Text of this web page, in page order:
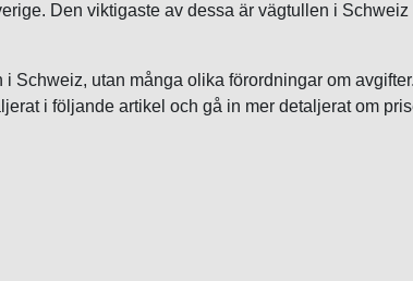
Den viktigaste av dessa är vägtullen i Schweiz
Schweiz, utan många olika förordningar om
i följande artikel och gå in mer detaljerat om